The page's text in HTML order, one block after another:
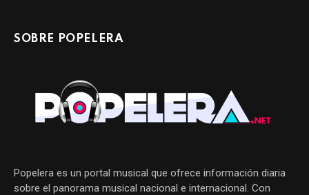
SOBRE POPELERA
Popelera es un portal musical que ofrece información diaria
sobre el panorama musical nacional e internacional. Con